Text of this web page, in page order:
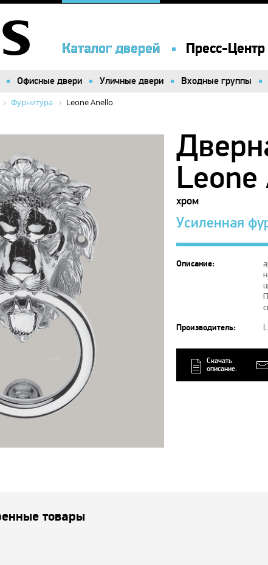
Каталог дверей Пресс-Центр
Каталог дверей Пресс-Центр
Офисные двери Уличные двери Входные группы
Офисные двери Уличные двери Входные группы
Фурнитура Leone Anello
хром
Усиленная
Описание:
Производитель:
Скачать
описание.
товары